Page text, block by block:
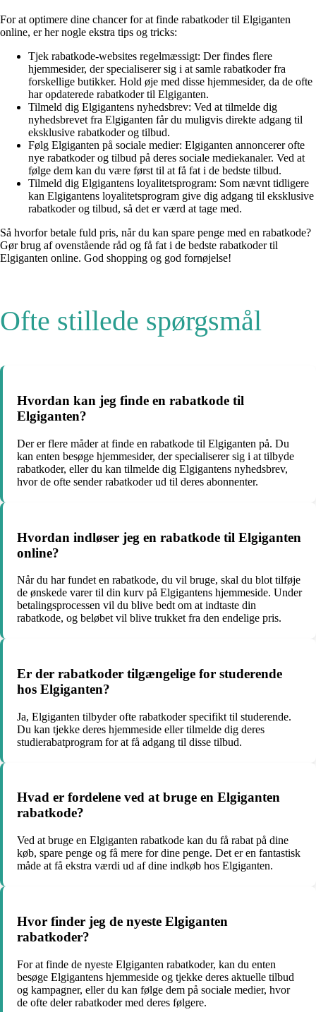
For at optimere dine chancer for at finde rabatkoder til Elgiganten
online, er her nogle ekstra tips og tricks:
Tjek rabatkode-websites regelmæssigt: Der findes flere
hjemmesider, der specialiserer sig i at samle rabatkoder fra
forskellige butikker. Hold øje med disse hjemmesider, da de ofte
har opdaterede rabatkoder til Elgiganten.
Tilmeld dig Elgigantens nyhedsbrev: Ved at tilmelde dig
nyhedsbrevet fra Elgiganten får du muligvis direkte adgang til
eksklusive rabatkoder og tilbud.
Følg Elgiganten på sociale medier: Elgiganten annoncerer ofte
nye rabatkoder og tilbud på deres sociale mediekanaler. Ved at
følge dem kan du være først til at få fat i de bedste tilbud.
Tilmeld dig Elgigantens loyalitetsprogram: Som nævnt tidligere
kan Elgigantens loyalitetsprogram give dig adgang til eksklusive
rabatkoder og tilbud, så det er værd at tage med.
Så hvorfor betale fuld pris, når du kan spare penge med en rabatkode?
Gør brug af ovenstående råd og få fat i de bedste rabatkoder til
Elgiganten online. God shopping og god fornøjelse!
Ofte stillede spørgsmål
Hvordan kan jeg finde en rabatkode til
Elgiganten?
Der er flere måder at finde en rabatkode til Elgiganten på. Du
kan enten besøge hjemmesider, der specialiserer sig i at tilbyde
rabatkoder, eller du kan tilmelde dig Elgigantens nyhedsbrev,
hvor de ofte sender rabatkoder ud til deres abonnenter.
Hvordan indløser jeg en rabatkode til Elgiganten
online?
Når du har fundet en rabatkode, du vil bruge, skal du blot tilføje
de ønskede varer til din kurv på Elgigantens hjemmeside. Under
betalingsprocessen vil du blive bedt om at indtaste din
rabatkode, og beløbet vil blive trukket fra den endelige pris.
Er der rabatkoder tilgængelige for studerende
hos Elgiganten?
Ja, Elgiganten tilbyder ofte rabatkoder specifikt til studerende.
Du kan tjekke deres hjemmeside eller tilmelde dig deres
studierabatprogram for at få adgang til disse tilbud.
Hvad er fordelene ved at bruge en Elgiganten
rabatkode?
Ved at bruge en Elgiganten rabatkode kan du få rabat på dine
køb, spare penge og få mere for dine penge. Det er en fantastisk
måde at få ekstra værdi ud af dine indkøb hos Elgiganten.
Hvor finder jeg de nyeste Elgiganten
rabatkoder?
For at finde de nyeste Elgiganten rabatkoder, kan du enten
besøge Elgigantens hjemmeside og tjekke deres aktuelle tilbud
og kampagner, eller du kan følge dem på sociale medier, hvor
de ofte deler rabatkoder med deres følgere.